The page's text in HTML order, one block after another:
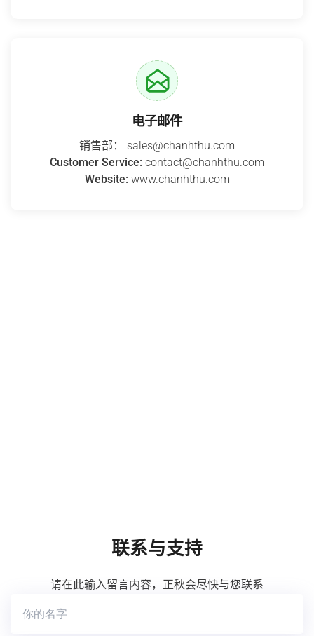
电子邮件
销售部：
sales@chanhthu.com
Customer Service: contact@chanhthu.com
Website: www.chanhthu.com
联系与支持
请在此输入留言内容，正秋会尽快与您联系